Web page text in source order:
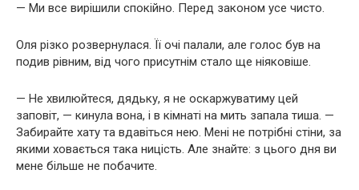
— Ми все вирішили спокійно. Перед законом усе чисто.
Оля різко розвернулася. Її очі палали, але голос був на
подив рівним, від чого присутнім стало ще ніяковіше.
— Не хвилюйтеся, дядьку, я не оскаржуватиму цей
заповіт, — кинула вона, і в кімнаті на мить запала тиша. —
Забирайте хату та вдавіться нею. Мені не потрібні стіни, за
якими ховається така ницість. Але знайте: з цього дня ви
мене більше не побачите.